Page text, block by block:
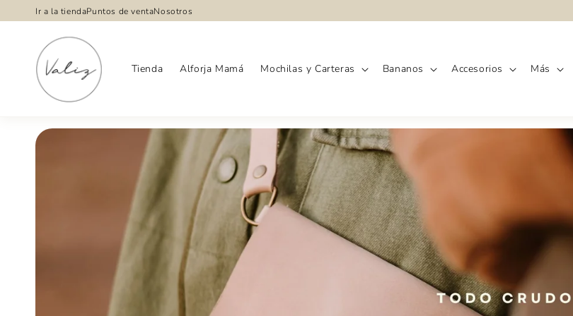
directamente
Ir a la tiendaPuntos de ventaNosotros
Tienda Alforja Mamá Mochilas y Carteras Bananos Accesorios Más